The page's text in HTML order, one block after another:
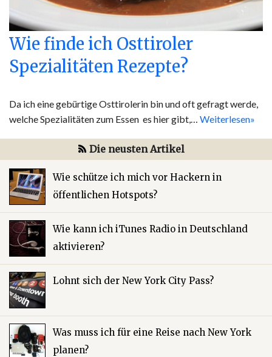
Wie finde ich Osttiroler
Spezialitäten Rezepte?
Da ich eine gebürtige Osttirolerin bin und oft gefragt werde,
welche Spezialitäten zum Essen es hier gibt,… Weiterlesen»
Die neusten Artikel
Wie schütze ich mich vor Hackern in
öffentlichen Hotspots?
Wie kann ich iTunes Radio in Deutschland
aktivieren?
Lohnt sich der New York City Pass?
Was muss ich für eine Reise nach New York
planen?